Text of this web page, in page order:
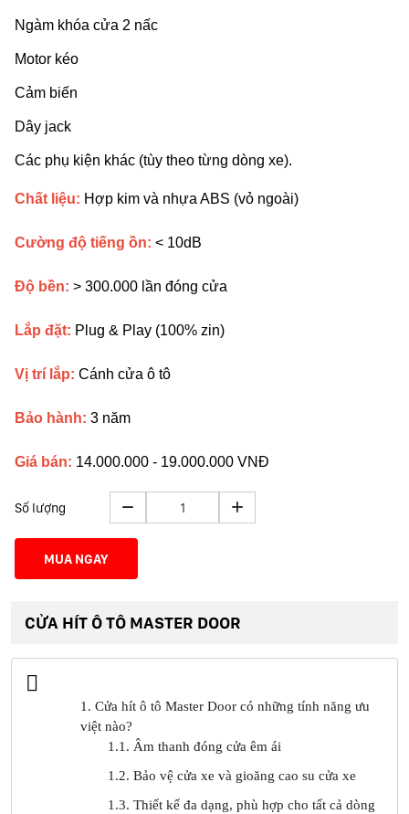
Ngàm khóa cửa 2 nấc
Motor kéo
Cảm biến
Dây jack
Các phụ kiện khác (tùy theo từng dòng xe).
Chất liệu: Hợp kim và nhựa ABS (vỏ ngoài)
Cường độ tiếng ồn: < 10dB
Độ bền: > 300.000 lần đóng cửa
Lắp đặt: Plug & Play (100% zin)
Vị trí lắp: Cánh cửa ô tô
Bảo hành: 3 năm
Giá bán: 14.000.000 - 19.000.000 VNĐ
Số lượng
MUA NGAY
CỬA HÍT Ô TÔ MASTER DOOR
1. Cửa hít ô tô Master Door có những tính năng ưu
việt nào?
1.1. Âm thanh đóng cửa êm ái
1.2. Bảo vệ cửa xe và gioăng cao su cửa xe
1.3. Thiết kế đa dạng, phù hợp cho tất cả dòng